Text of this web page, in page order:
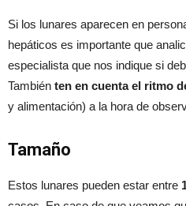
Si los lunares aparecen en
hepáticos es importante que
especialista que nos indique si
También ten en cuenta el ritmo
y alimentación) a la hora de
Tamaño
Estos lunares pueden estar entre